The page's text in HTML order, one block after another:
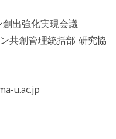
出強化実現会議
共創管理統括部 研究協
u.ac.jp